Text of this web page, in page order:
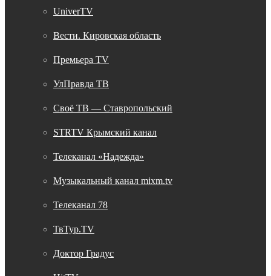
UniverTV
Вести. Кировская область
Премьера TV
УлПравда ТВ
Своё ТВ — Ставропольский
STRTV Крымский канал
Телеканал «Надежда»
Музыкальный канал mixm.tv
Телеканал 78
ТвТур.TV
Доктор Градус